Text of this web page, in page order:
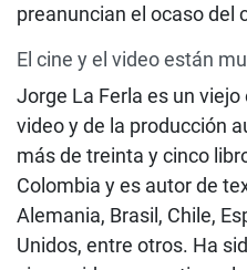
preanuncian el ocaso del
El cine y el video están
Jorge La Ferla es un
video y de la producción
más de treinta y cinco
Colombia y es autor de
Alemania, Brasil, Chile,
Unidos, entre otros. Ha